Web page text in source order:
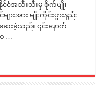
နိုင်ငံအသီးသီးမှ စိုက်ပျိုး
းအား မျိုးကိုင်းပွားနည်း
ေးခဲ့သည်။ ၎င်းနောက်
…